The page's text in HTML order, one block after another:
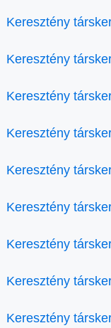
Keresztény
Keresztény
Keresztény
Keresztény
Keresztény
Keresztény
Keresztény
Keresztény
Keresztény